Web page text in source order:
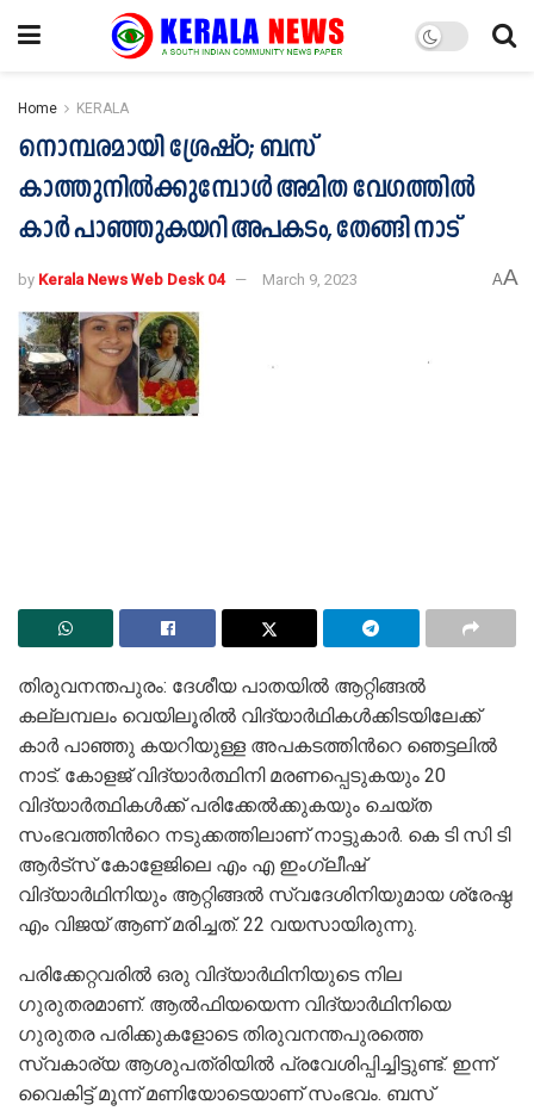
Home KERALA
നൊമ്പരമായി ശ്രേഷ്ഠ; ബസ്
കാത്തുനിൽക്കുമ്പോള്‍ അമിത വേഗത്തില്‍
കാർ പാഞ്ഞുകയറി അപകടം, തേങ്ങി നാട്
by Kerala News Web Desk 04 March 9, 2023 AA
തിരുവനന്തപുരം: ദേശീയ പാതയിൽ ആറ്റിങ്ങൽ
കല്ലമ്പലം വെയിലൂരില്‍ വിദ്യാര്‍ഥികള്‍ക്കിടയിലേക്ക്
കാര്‍ പാഞ്ഞു കയറിയുള്ള അപകടത്തിന്‍റെ ഞെട്ടലില്‍
നാട്. കോളജ് വിദ്യാര്‍ത്ഥിനി മരണപ്പെടുകയും 20
വിദ്യാര്‍ത്ഥികള്‍ക്ക് പരിക്കേല്‍ക്കുകയും ചെയ്ത
സംഭവത്തിന്‍റെ നടുക്കത്തിലാണ് നാട്ടുകാര്‍. കെ ടി സി ടി
ആര്‍ട്‌സ് കോളേജിലെ എം എ ഇംഗ്ലീഷ്
വിദ്യാര്‍ഥിനിയും ആറ്റിങ്ങല്‍ സ്വദേശിനിയുമായ ശ്രേഷ്ഠ
എം വിജയ് ആണ് മരിച്ചത്. 22 വയസായിരുന്നു.
പരിക്കേറ്റവരില്‍ ഒരു വിദ്യാര്‍ഥിനിയുടെ നില
ഗുരുതരമാണ്. ആല്‍ഫിയയെന്ന വിദ്യാര്‍ഥിനിയെ
ഗുരുതര പരിക്കുകളോടെ തിരുവനന്തപുരത്തെ
സ്വകാര്യ ആശുപത്രിയില്‍ പ്രവേശിപ്പിച്ചിട്ടുണ്ട്. ഇന്ന്
വൈകിട്ട് മൂന്ന് മണിയോടെയാണ് സംഭവം. ബസ്